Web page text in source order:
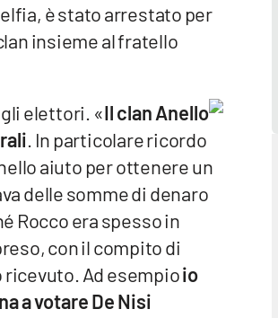
è stato arrestato per
insieme al fratello
elettori. «Il clan Anello
. In particolare ricordo
aiuto per ottenere un
delle somme di denaro
Rocco era spesso in
con il compito di
Ad esempioio
a votare De Nisi